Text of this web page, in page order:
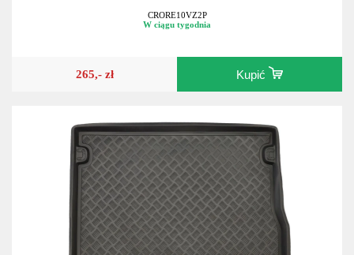
CRORE10VZ2P
W ciągu tygodnia
265,- zł Kupić